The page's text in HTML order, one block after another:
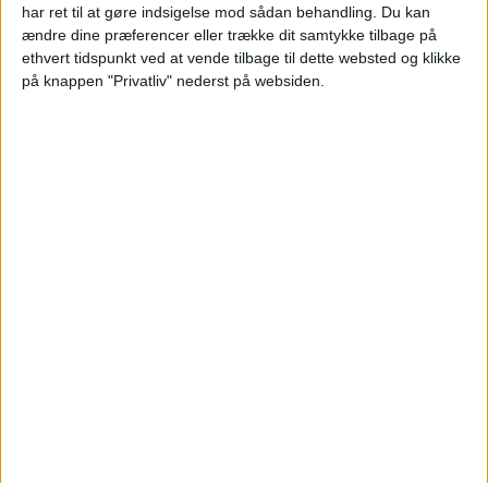
har ret til at gøre indsigelse mod sådan behandling. Du kan
ændre dine præferencer eller trække dit samtykke tilbage på
ethvert tidspunkt ved at vende tilbage til dette websted og klikke
på knappen "Privatliv" nederst på websiden.